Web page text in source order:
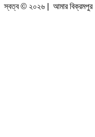
স্বত্ব © ২০২৬ | আমার বিক্রমপুর